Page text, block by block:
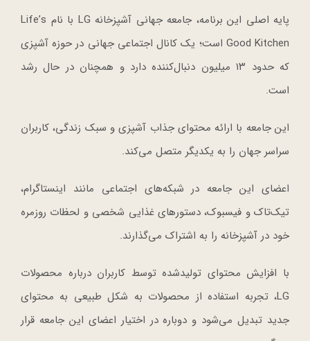
پایه اصلی این برنامه، جامعه جهانی آشپزخانه LG با نام Life’s
Good Kitchen است؛ یک کانال اجتماعی جهانی در حوزه آشپزی
که حدود ۱۳ میلیون دنبال‌کننده دارد و همچنان در حال رشد
است.
این جامعه با ارائه محتوای جذاب آشپزی و سبک زندگی، کاربران
سراسر جهان را به یکدیگر متصل می‌کند.
اعضای این جامعه در شبکه‌های اجتماعی مانند اینستاگرام،
تیک‌تاک و فیسبوک، دستورهای غذایی شخصی و لحظات روزمره
خود در آشپزخانه را به اشتراک می‌گذارند.
با افزایش محتوای تولیدشده توسط کاربران درباره محصولات
LG، تجربه استفاده از محصولات به شکل طبیعی به محتوای
جدید تبدیل می‌شود و دوباره در اختیار اعضای این جامعه قرار